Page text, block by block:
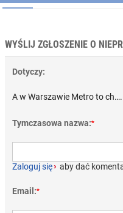
WYŚLIJ ZGŁOSZENIE O
Dotyczy:
A w Warszawie Metro to
Tymczasowa nazwa:*
Zaloguj się› aby dać
Email:*